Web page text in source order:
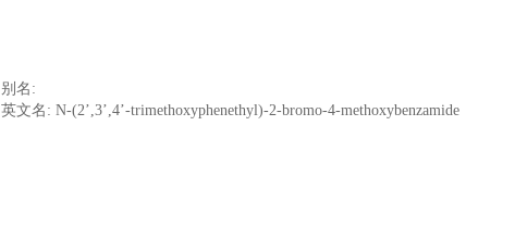
别名:
英文名: N-(2’,3’,4’-trimethoxyphenethyl)-2-bromo-4-methoxybenzamide